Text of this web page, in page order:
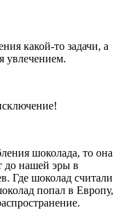
какой-то задачи, а
увлечением.
шоколада, то она
до нашей эры в
Где шоколад считали
попал в Европу,